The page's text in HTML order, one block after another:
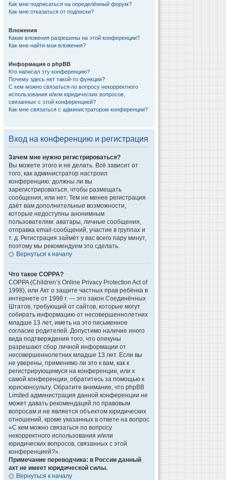
Как мне подписаться на определённый форум?
Как мне отказаться от подписки?
Вложения
Какие вложения разрешены на этой конференции?
Как мне найти мои вложения?
Информация о phpBB
Кто написал эту конференцию?
Почему здесь нет такой-то функции?
С кем можно связаться по вопросу некорректного
использования и/или юридических вопросов,
связанных с этой конференцией?
Как мне связаться с администратором конференции?
Вход на конференцию и регистрация
Зачем мне нужно регистрироваться?
Вы можете этого и не делать. Всё зависит от
того, как администратор настроил
конференцию: должны ли вы
зарегистрироваться, чтобы размещать
сообщения, или нет. Тем не менее регистрация
даёт вам дополнительные возможности,
которые недоступны анонимным
пользователям: аватары, личные сообщения,
отправка email-сообщений, участие в группах и
т. д. Регистрация займёт у вас всего пару минут,
поэтому мы рекомендуем это сделать.
Вернуться к началу
Что такое COPPA?
COPPA (Children’s Online Privacy Protection Act of
1998), или Акт о защите частных прав ребёнка в
интернете от 1998 г. — это закон Соединённых
Штатов, требующий от сайтов, которые могут
собирать информацию от несовершеннолетних
младше 13 лет, иметь на это письменное
согласие родителей. Допустимо наличие иного
вида подтверждения того, что опекуны
разрешают сбор личной информации от
несовершеннолетних младше 13 лет. Если вы
не уверены, применимо ли это к вам, как к
регистрирующемуся на конференции, или к
самой конференции, обратитесь за помощью к
юрисконсульту. Обратите внимание, что phpBB
Limited администрация данной конференции не
может давать рекомендаций по правовым
вопросам и не является объектом юридических
отношений, кроме указанных в ответе на вопрос
«С кем можно связаться по вопросу
некорректного использования и/или
юридических вопросов, связанных с этой
конференцией?».
Примечание переводчика: в России данный
акт не имеет юридической силы.
Вернуться к началу